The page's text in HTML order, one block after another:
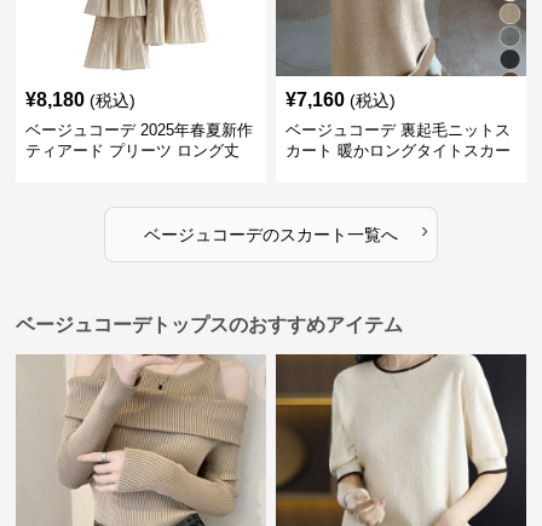
¥8,180 (税込)
ベージュコーデ 2025年春夏新作
ティアード プリーツ ロング丈
¥7,160 (税込)
ベージュコーデ 裏起毛ニットス
カート 暖かロングタイトスカー
ベージュコーデのスカート一覧へ ›
ベージュコーデトップスのおすすめアイテム